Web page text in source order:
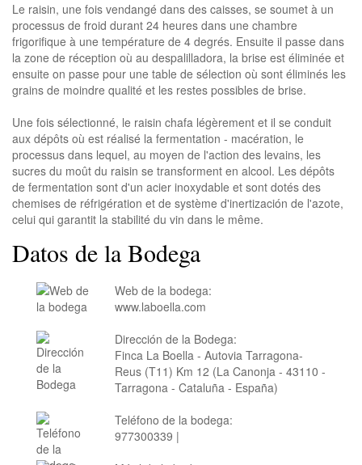
Le raisin, une fois vendangé dans des caisses, se soumet à un
processus de froid durant 24 heures dans une chambre
frigorifique à une température de 4 degrés. Ensuite il passe dans
la zone de réception où au despalilladora, la brise est éliminée et
ensuite on passe pour une table de sélection où sont éliminés les
grains de moindre qualité et les restes possibles de brise.
Une fois sélectionné, le raisin chafa légèrement et il se conduit
aux dépôts où est réalisé la fermentation - macération, le
processus dans lequel, au moyen de l'action des levains, les
sucres du moût du raisin se transforment en alcool. Les dépôts
de fermentation sont d'un acier inoxydable et sont dotés des
chemises de réfrigération et de système d'inertización de l'azote,
celui qui garantit la stabilité du vin dans le même.
Datos de la Bodega
Web de la bodega:
www.laboella.com
Dirección de la Bodega:
Finca La Boella - Autovia Tarragona-
Reus (T11) Km 12 (La Canonja - 43110 -
Tarragona - Cataluña - España)
Teléfono de la bodega:
977300339 |